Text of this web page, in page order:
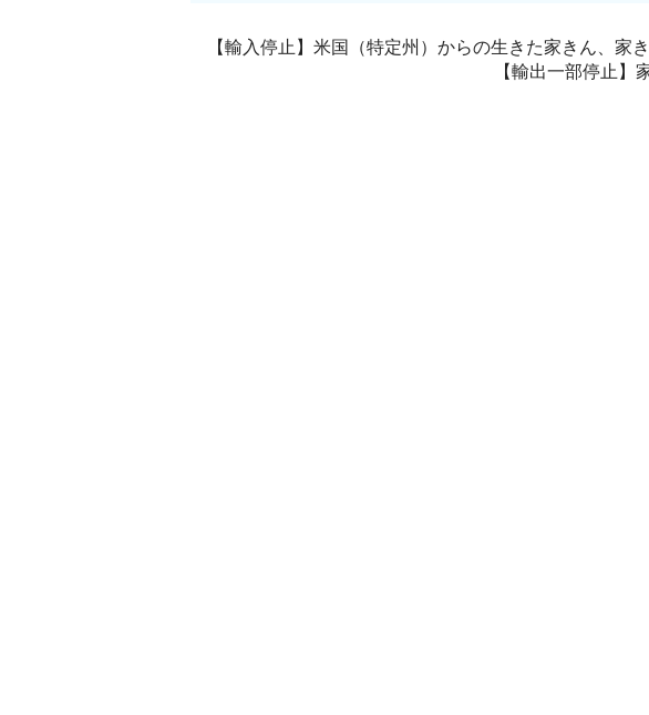
【輸入停止】米国（特定州）からの生きた家きん、家
【輸出一部停止】